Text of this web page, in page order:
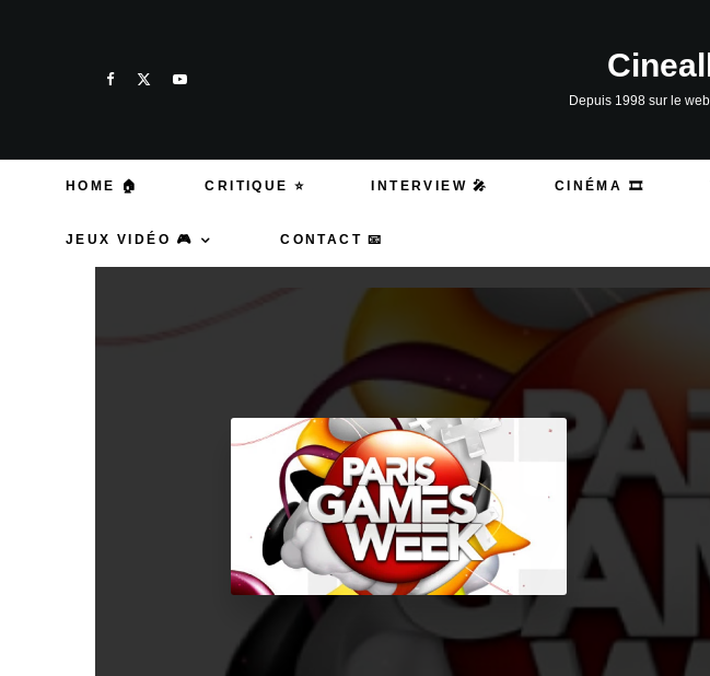
Depuis 1998 sur le
HOME 🏠 CRITIQUE ⭐ INTERVIEW 🎤 CINÉMA 🎞️
JEUX VIDÉO 🎮 CONTACT 📧